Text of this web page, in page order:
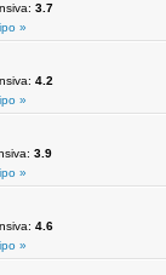
3.7
»
4.2
»
3.9
»
4.6
»